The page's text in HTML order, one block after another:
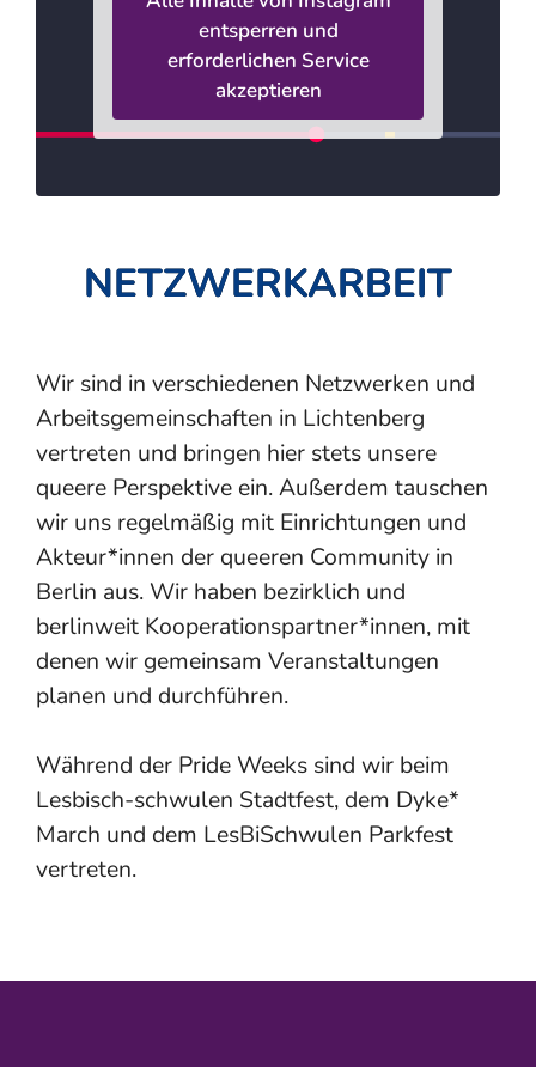
entsperren und
erforderlichen Service
akzeptieren
NETZWERKARBEIT
Wir sind in verschiedenen Netzwerken und
Arbeits­gemeinschaften in Lichtenberg
vertreten und bringen hier stets unsere
queere Perspektive ein. Außerdem tauschen
wir uns regelmäßig mit Einrichtungen und
Akteur*innen der queeren Community in
Berlin aus. Wir haben bezirklich und
berlinweit Kooperationspartner*innen, mit
denen wir gemeinsam Veranstaltungen
planen und durchführen.
Während der Pride Weeks sind wir beim
Lesbisch-schwulen Stadtfest, dem Dyke*
March und dem LesBiSchwulen Parkfest
vertreten.